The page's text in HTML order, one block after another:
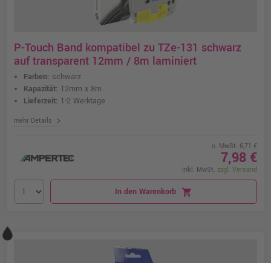
P-Touch Band kompatibel zu TZe-131 schwarz
auf transparent 12mm / 8m laminiert
Farben: schwarz
Kapazität: 12mm x 8m
Lieferzeit: 1-2 Werktage
mehr Details chevron_right
o. MwSt. 6,71 €
7,98 €
inkl. MwSt. zzgl. Versand
In den Warenkorb shopping_cart